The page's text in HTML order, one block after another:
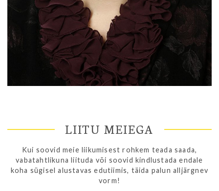
LIITU MEIEGA
Kui soovid meie liikumisest rohkem teada saada,
vabatahtlikuna liituda või soovid kindlustada endale
koha sügisel alustavas edutiimis, täida palun alljärgnev
vorm!